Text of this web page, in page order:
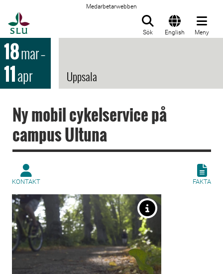
Medarbetarwebben
Sök English Meny
18mar–
11apr Uppsala
Ny mobil cykelservice på
campus Ultuna
KONTAKT FAKTA